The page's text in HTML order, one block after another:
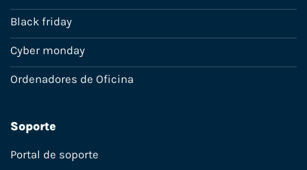
Black friday
Cyber monday
Ordenadores de Oficina
Soporte
Portal de soporte